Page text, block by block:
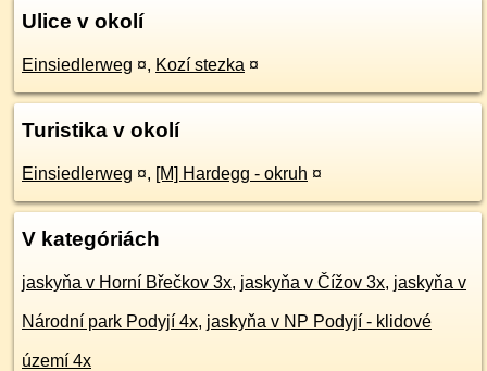
Ulice v okolí
Einsiedlerweg ¤, Kozí stezka ¤
Turistika v okolí
Einsiedlerweg ¤, [M] Hardegg - okruh ¤
V kategóriách
jaskyňa v Horní Břečkov 3x, jaskyňa v Čížov 3x, jaskyňa v
Národní park Podyjí 4x, jaskyňa v NP Podyjí - klidové
území 4x